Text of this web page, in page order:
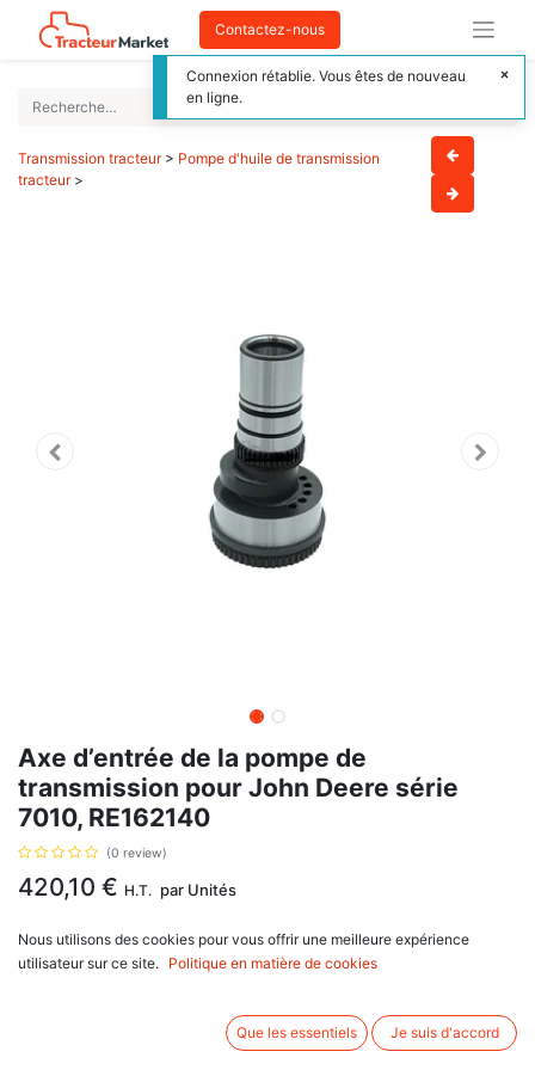
Contactez-nous
Transmission tracteur> Pompe d'huile de transmission
tracteur>
Axe d’entrée de la pompe de
transmission pour John Deere série
7010, RE162140
(0 review)
420,10 € H.T. par Unités
AJOUTER AU PANIER
Axe d’entrée de la pompe de transmission, avec pour référence d'origine
Nous utilisons des cookies pour vous offrir une meilleure expérience
utilisateur sur ce site.
Politique en matière de cookies
Que les essentiels Je suis d'accord
Connexion rétablie. Vous êtes de nouveau
en ligne.